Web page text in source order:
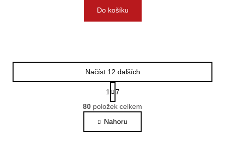
Do košíku
O
v
l
á
Načíst 12 dalších
S
t
r
á
n
k
1
7
80 položek celkem
Nahoru